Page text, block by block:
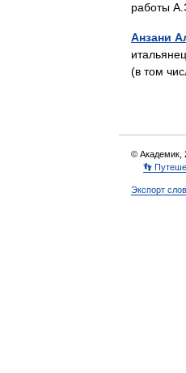
работы
Анзани
(в том
© Академик,
👣
Экспорт